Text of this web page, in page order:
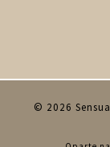
© 2026